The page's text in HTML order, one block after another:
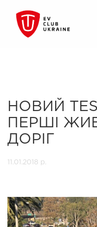
НОВИЙ
ПЕРШІ
ДОРІГ
11.01.2018 р.
Previous